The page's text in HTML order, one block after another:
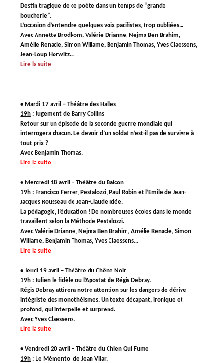
Destin tragique de ce poète dans un temps de “grande
boucherie”.
L’occasion d’entendre quelques voix pacifistes, trop oubliées…
Avec Annette Brodkom, Valérie Drianne, Nejma Ben Brahim,
Amélie Renacle, Simon Willame, Benjamin Thomas, Yves Claessens,
Jean-Loup Horwitz…
Lire la suite
• Mardi 17 avril – Théâtre des Halles
19h :Jugement de Barry Collins
Retour sur un épisode de la seconde guerre mondiale qui
interrogera chacun. Le devoir d’un soldat n’est-il pas de survivre à
tout prix ?
Avec Benjamin Thomas.
Lire la suite
• Mercredi 18 avril – Théâtre du Balcon
19h : Francisco Ferrer, Pestalozzi, Paul Robin et l’Emile de Jean-
Jacques Rousseau de Jean-Claude Idée.
La pédagogie, l’éducation ! De nombreuses écoles dans le monde
travaillent selon la Méthode Pestalozzi.
Avec Valérie Drianne, Nejma Ben Brahim, Amélie Renacle, Simon
Willame, Benjamin Thomas, Yves Claessens…
Lire la suite
• Jeudi 19 avril – Théâtre du Chêne Noir
19h :Julien le fidèle ou l’Apostat de Régis Debray.
Régis Debray attirera notre attention sur les dangers de dérive
intégriste des monothéismes. Un texte décapant, ironique et
profond, qui interpelle et surprend.
Avec Yves Claessens.
Lire la suite
• Vendredi 20 avril – Théâtre du Chien Qui Fume
19h : Le Mémento de Jean Vilar.